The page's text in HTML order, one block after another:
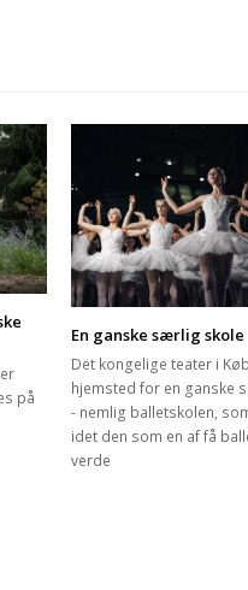
på
En ganske særlig skole
Det kongelige teater i
hjemsted for en ganske
- nemlig balletskolen,
idet den som en af få
verde